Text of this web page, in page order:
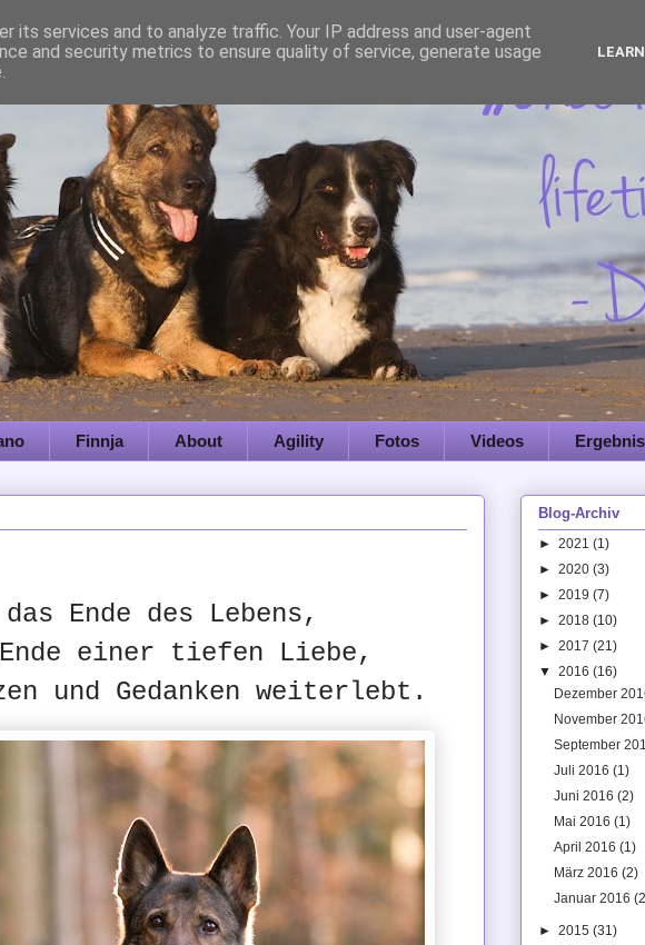
Finnja About Agility Fotos Videos
Ende des Lebens,
einer tiefen Liebe,
und Gedanken weiterlebt.
Blog-Archiv
► 2021 (1)
► 2020 (3)
► 2019 (7)
► 2018 (10)
► 2017 (21)
▼ 2016 (16)
Dezember
November
September
Juli 2016(1)
Juni 2016(2)
Mai 2016(1)
April 2016(1)
März 2016(2)
Januar 2016
► 2015 (31)
its services and to analyze traffic. Your IP address and user-agent
and security metrics to ensure quality of service, generate usage